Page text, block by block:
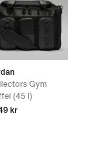
Gym
(45 l)
kr